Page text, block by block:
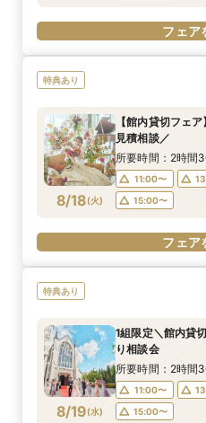
フェア
特典あり
8/18(火)
【館内貸切フェ
見積相談／
所要時間：2時間
11:00〜
15:00〜
フェア
特典あり
8/19(水)
1組限定＼館内貸
り相談会
所要時間：2時間
11:00〜
15:00〜